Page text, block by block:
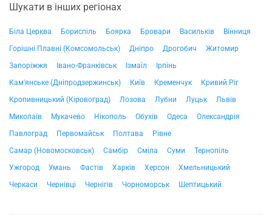
Шукати в інших регіонах
Біла Церква Бориспіль Боярка Бровари Васильків
Вінниця
Горішні Плавні (Комсомольськ)
Дніпро Дрогобич
Житомир
Запоріжжя
Івано-Франківськ Ізмаїл
Ірпінь
Кам'янське (Дніпродзержинськ)
Київ Кременчук
Кривий Ріг
Кропивницький (Кіровоград)
Лозова Лубни Луцьк
Львів
Миколаїв
Мукачево Нікополь Обухів Одеса
Олександрія
Павлоград
Первомайськ Полтава
Рівне
Самар (Новомосковськ)
Самбір Сміла Суми
Тернопіль
Ужгород
Умань Фастів Харків Херсон
Хмельницький
Черкаси
Чернівці Чернігів Чорноморськ Шептицький